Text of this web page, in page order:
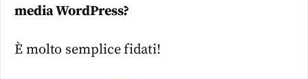
media WordPress?
È molto semplice fidati!